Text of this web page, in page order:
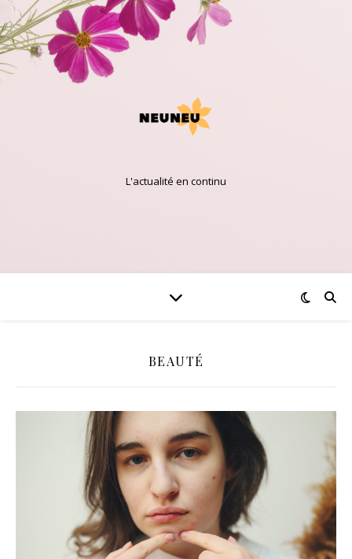
L'actualité en continu
BEAUTÉ